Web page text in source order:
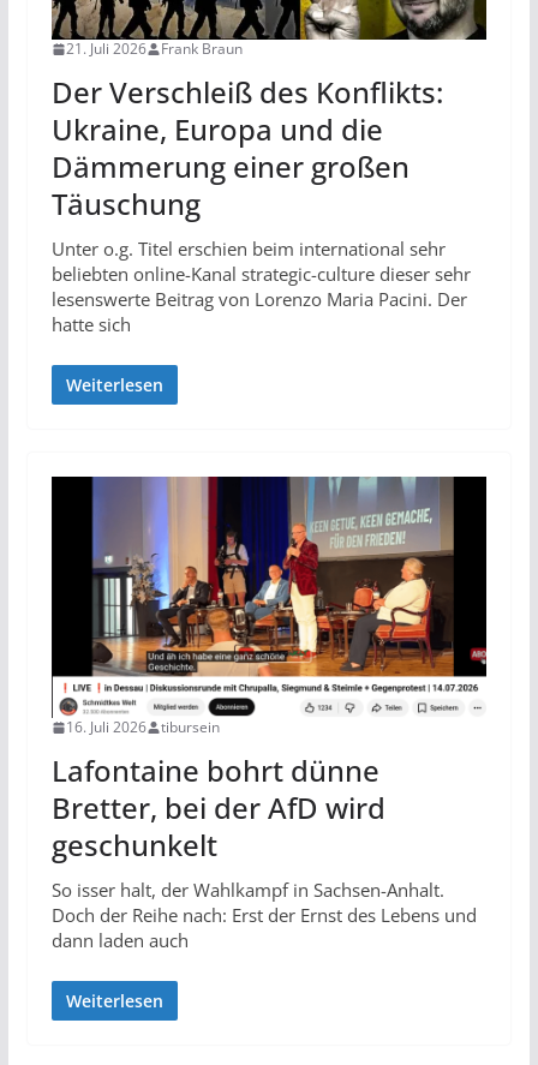
21. Juli 2026 Frank Braun
Der Verschleiß des Konflikts:
Ukraine, Europa und die
Dämmerung einer großen
Täuschung
Unter o.g. Titel erschien beim international sehr
beliebten online-Kanal strategic-culture dieser sehr
lesenswerte Beitrag von Lorenzo Maria Pacini. Der
hatte sich
Weiterlesen
16. Juli 2026 tibursein
Lafontaine bohrt dünne
Bretter, bei der AfD wird
geschunkelt
So isser halt, der Wahlkampf in Sachsen-Anhalt.
Doch der Reihe nach: Erst der Ernst des Lebens und
dann laden auch
Weiterlesen